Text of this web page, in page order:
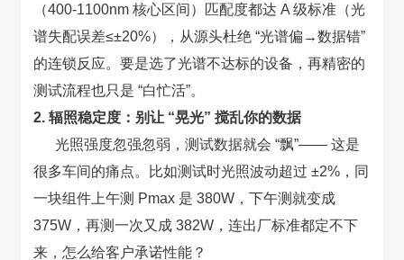
（400-1100nm 核心区间）匹配度都达 A 级标准（光
谱失配误差≤±20%），从源头杜绝 “光谱偏→数据错”
的连锁反应。要是选了光谱不达标的设备，再精密的
测试流程也只是 “白忙活”。
2. 辐照稳定度：别让 “晃光” 搅乱你的数据
光照强度忽强忽弱，测试数据就会 “飘”—— 这是
很多车间的痛点。比如测试时光照波动超过 ±2%，同
一块组件上午测 Pmax 是 380W，下午测就变成
375W，再测一次又成 382W，连出厂标准都定不下
来，怎么给客户承诺性能？